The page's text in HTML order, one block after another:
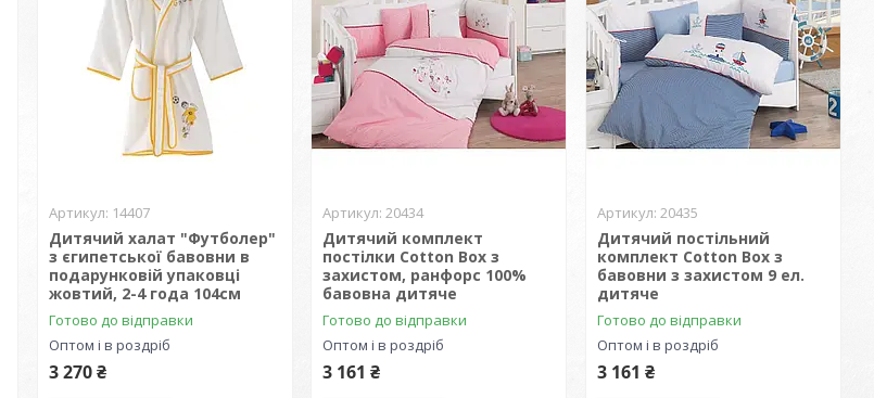
14407
Дитячий халат "Футболер"
з єгипетської бавовни в
подарунковій упаковці
жовтий, 2-4 года 104см
Готово до відправки
Оптом і в роздріб
3 270 ₴
20434
Дитячий комплект
постілки Cotton Box з
захистом, ранфорс 100%
бавовна дитяче
Готово до відправки
Оптом і в роздріб
3 161 ₴
20435
Дитячий постільний
комплект Cotton Box з
бавовни з захистом 9 ел.
дитяче
Готово до відправки
Оптом і в роздріб
3 161 ₴